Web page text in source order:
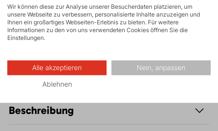
Wandern
Beschreibung
Wir können diese zur Analyse unserer Besucherdaten platzieren, um
unsere Webseite zu verbessern, personalisierte Inhalte anzuzeigen und
Ihnen ein großartiges Webseiten-Erlebnis zu bieten. Für weitere
Informationen zu den von uns verwendeten Cookies öffnen Sie die
Einstellungen.
Alle akzeptieren Nein, anpassen
Ablehnen